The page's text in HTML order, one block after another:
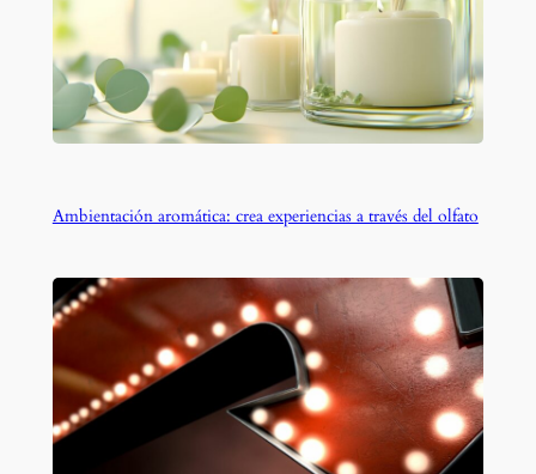
Ambientación aromática: crea experiencias a través del olfato